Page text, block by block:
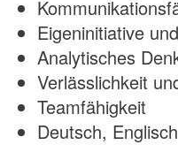
Eigeninitiative
Analytisches
Verlässlichkeit
Teamfähigkeit
Deutsch,